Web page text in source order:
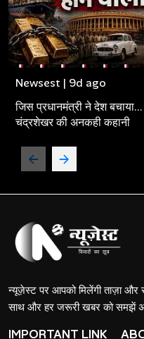
Newsest | 9d ago
जिस प्रधानमंत्री ने देश
चंद्रशेखर की अनकही कहानी
न्यूज़ेस्ट पर आपको मिलेंगी ताज़ा
साथ और हर जरूरी खबर को समझें
IMPORTANT LINK